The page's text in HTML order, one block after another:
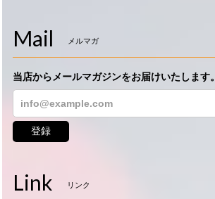
Mail メルマガ
当店からメールマガジンをお届けいたします。
登録
Link リンク